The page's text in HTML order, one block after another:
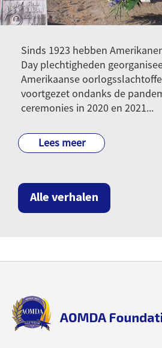
31
mrt
2022
Sinds 1923 hebben
Day plechtigheden
Amerikaanse
voortgezet ondanks de
ceremonies in 2020 en 2021...
Lees meer
Alle verhalen
aomda_logo.png